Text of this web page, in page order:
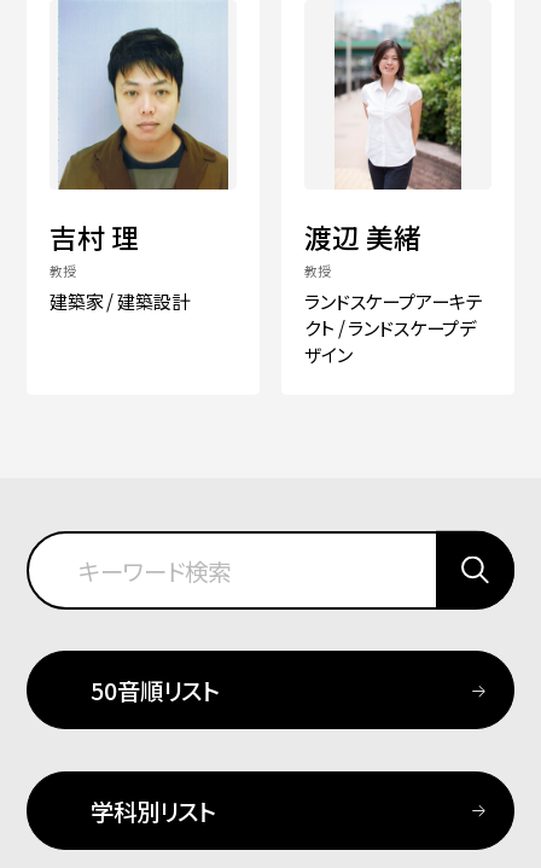
吉村 理
教授
建築家 / 建築設計
渡辺 美緒
教授
ランドスケープアーキテ
クト / ランドスケープデ
ザイン
50音順リスト
学科別リスト